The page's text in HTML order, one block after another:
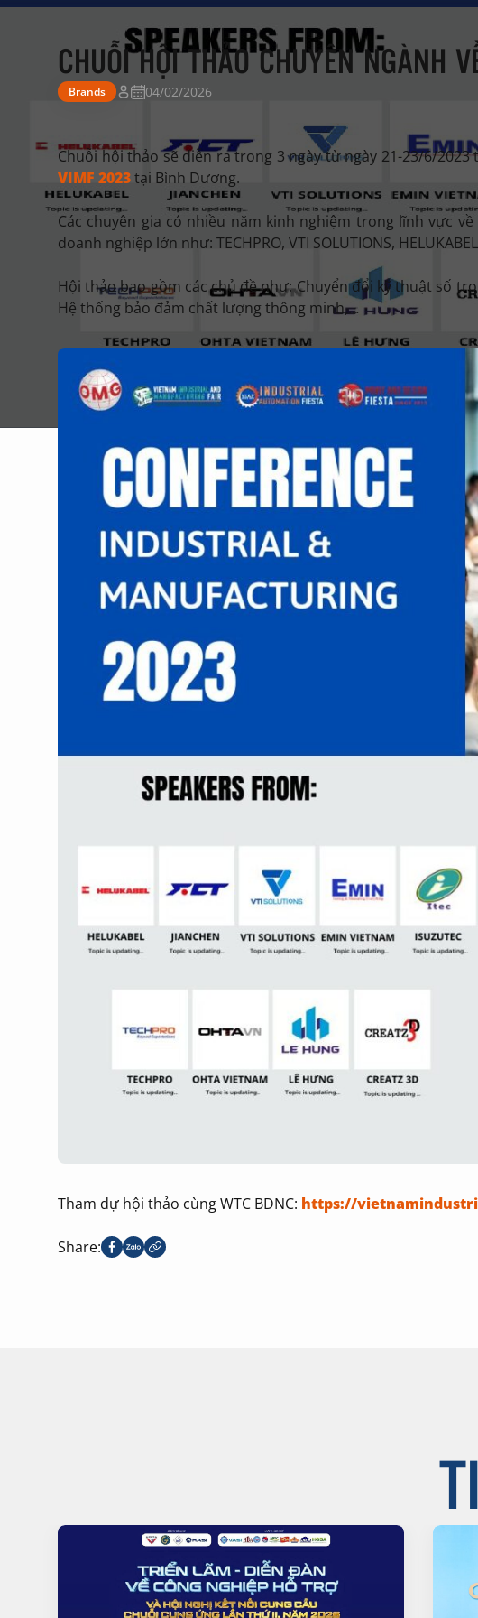
CHUỖI HỘI THẢO CHUYÊN NGÀNH
Brands 04/02/2026
Chuỗi hội thảo sẽ diễn ra trong 3 ngày từ ngày 21-23/6/2023
VIMF 2023tại Bình Dương.
Các chuyên gia có nhiều năm kinh nghiệm trong lĩnh vực
doanh nghiệp lớn như: TECHPRO, VTI SOLUTIONS,
Hội thảo bao gồm các chủ đề như: Chuyển đổi kỹ thuật số
Hệ thống bảo đảm chất lượng thông minh,…
Tham dự hội thảo cùng WTC BDNC: https://
Share: